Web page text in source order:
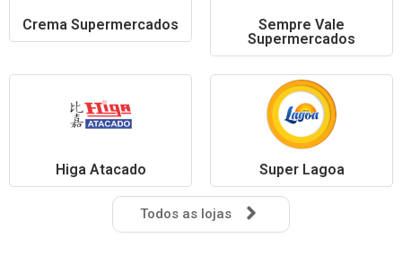
Crema Supermercados
Sempre Vale
Supermercados
Higa Atacado Super Lagoa
Todos as lojas